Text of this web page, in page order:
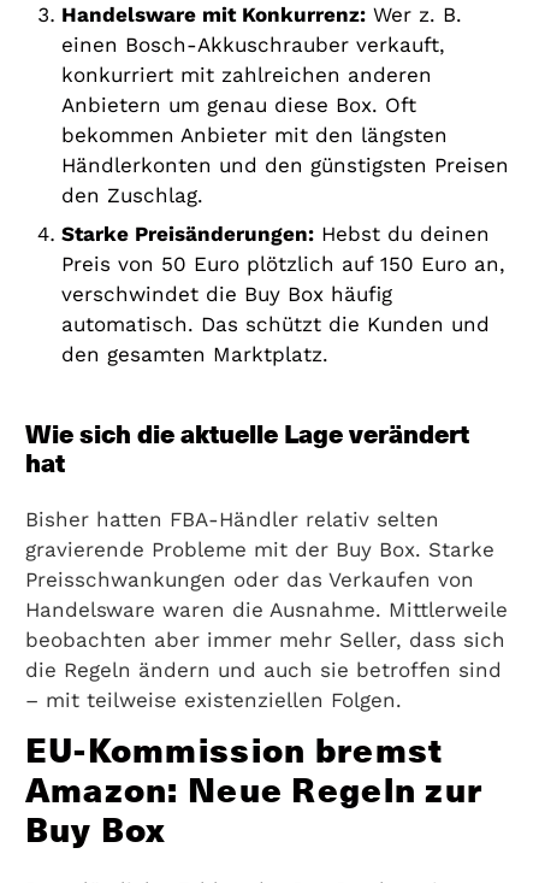
Handelsware mit Konkurrenz:Wer z. B.
einen Bosch-Akkuschrauber verkauft,
konkurriert mit zahlreichen anderen
Anbietern um genau diese Box. Oft
bekommen Anbieter mit den längsten
Händlerkonten und den günstigsten Preisen
den Zuschlag.
Starke Preisänderungen:Hebst du deinen
Preis von 50 Euro plötzlich auf 150 Euro an,
verschwindet die Buy Box häufig
automatisch. Das schützt die Kunden und
den gesamten Marktplatz.
Wie sich die aktuelle Lage verändert
hat
Bisher hatten FBA-Händler relativ selten
gravierende Probleme mit der Buy Box. Starke
Preisschwankungen oder das Verkaufen von
Handelsware waren die Ausnahme. Mittlerweile
beobachten aber immer mehr Seller, dass sich
die Regeln ändern und auch sie betroffen sind
– mit teilweise existenziellen Folgen.
EU-Kommission bremst
Amazon: Neue Regeln zur
Buy Box